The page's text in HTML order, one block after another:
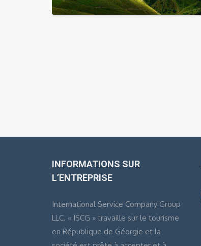
INFORMATIONS SUR
L’ENTREPRISE
International Service Company Group
LLC. « ISCG » travaille sur le tourisme
en République de Géorgie et la